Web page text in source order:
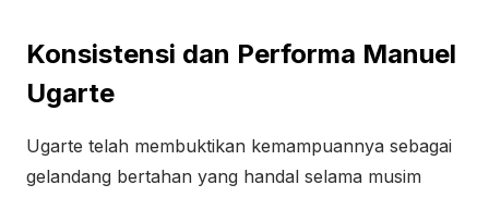
Konsistensi dan Performa Manuel
Ugarte
Ugarte telah membuktikan kemampuannya sebagai
gelandang bertahan yang handal selama musim